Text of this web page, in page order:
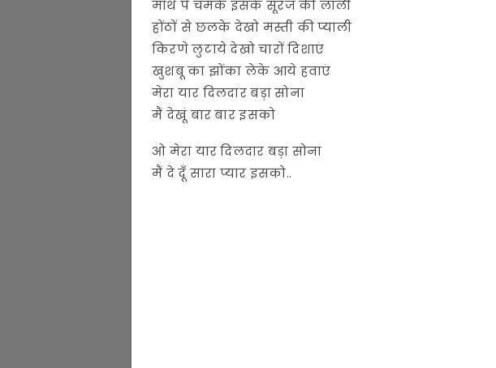
माथे पे चमके इसके सूरज की लाली
होंठों से छलके देखो मस्ती की प्याली
किरणे लुटाये देखो चारों दिशाएं
खुशबू का झोंका लेके आये हवाएं
मेरा यार दिलदार बड़ा सोना
मैं देखूं बार बार इसको
ओ मेरा यार दिलदार बड़ा सोना
मैं दे दूँ सारा प्यार इसको..